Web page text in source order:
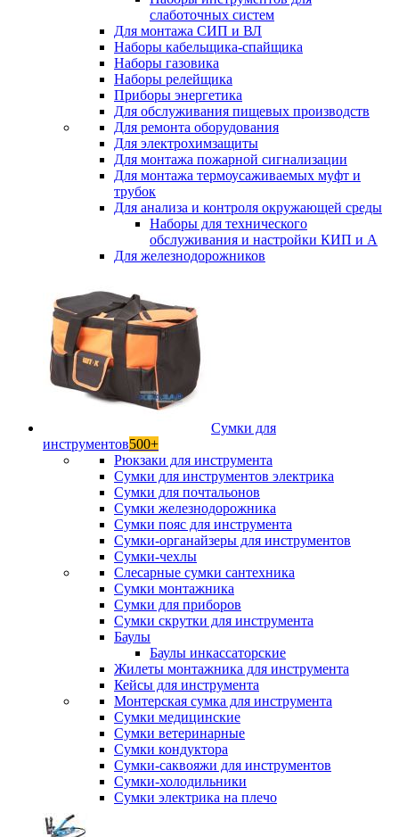
слаботочных систем
Для монтажа СИП и ВЛ
Наборы кабельщика-спайщика
Наборы газовика
Наборы релейщика
Приборы энергетика
Для обслуживания пищевых производств
Для ремонта оборудования
Для электрохимзащиты
Для монтажа пожарной сигнализации
Для монтажа термоусаживаемых муфт и
трубок
Для анализа и контроля окружающей среды
Наборы для технического
обслуживания и настройки КИП и А
Для железнодорожников
Сумки для
инструментов500+
Рюкзаки для инструмента
Сумки для инструментов электрика
Сумки для почтальонов
Сумки железнодорожника
Сумки пояс для инструмента
Сумки-органайзеры для инструментов
Сумки-чехлы
Слесарные сумки сантехника
Сумки монтажника
Сумки для приборов
Сумки скрутки для инструмента
Баулы
Баулы инкассаторские
Жилеты монтажника для инструмента
Кейсы для инструмента
Монтерская сумка для инструмента
Сумки медицинские
Сумки ветеринарные
Сумки кондуктора
Сумки-саквояжи для инструментов
Сумки-холодильники
Сумки электрика на плечо